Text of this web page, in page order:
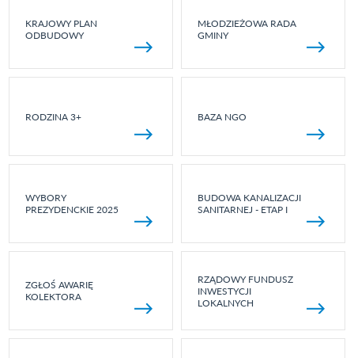
KRAJOWY PLAN
ODBUDOWY
MŁODZIEŻOWA RADA
GMINY
RODZINA 3+ BAZA NGO
WYBORY
PREZYDENCKIE 2025
BUDOWA KANALIZACJI
SANITARNEJ - ETAP I
ZGŁOŚ AWARIĘ
KOLEKTORA
RZĄDOWY FUNDUSZ
INWESTYCJI
LOKALNYCH